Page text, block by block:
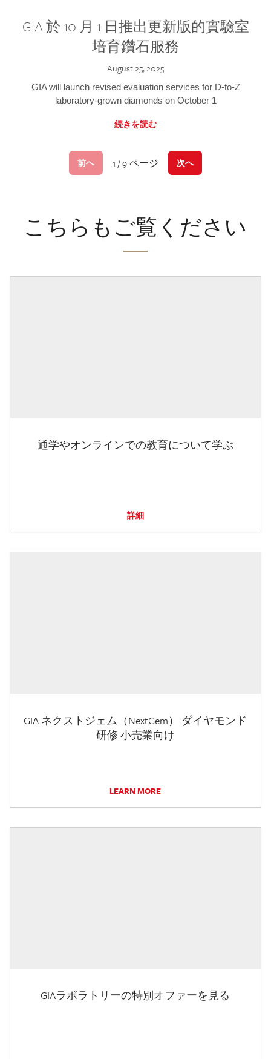
GIA 於 10 月 1 日推出更新版的實驗室
培育鑽石服務
August 25, 2025
GIA will launch revised evaluation services for D-to-Z
laboratory-grown diamonds on October 1
続きを読む
前へ 1 / 9 ページ 次へ
こちらもご覧ください
通学やオンラインでの教育について学ぶ
詳細
GIA ネクストジェム（NextGem） ダイヤモンド
研修 小売業向け
LEARN MORE
GIAラボラトリーの特別オファーを見る